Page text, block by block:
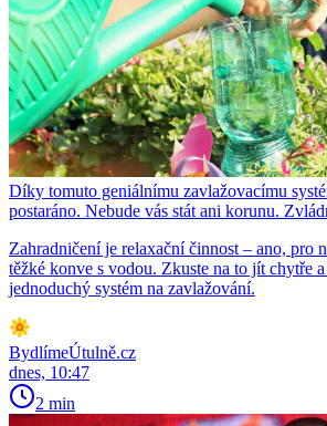
Díky tomuto geniálnímu zavlažovacímu
postaráno. Nebude vás stát ani korunu.
Zahradničení je relaxační činnost – ano, pro
těžké konve s vodou. Zkuste na to jít chytře
jednoduchý systém na zavlažování.
BydlímeÚtulně.cz
dnes, 10:47
2 min